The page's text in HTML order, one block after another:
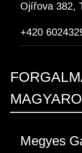
Ojířova 382,
+420
Megyes